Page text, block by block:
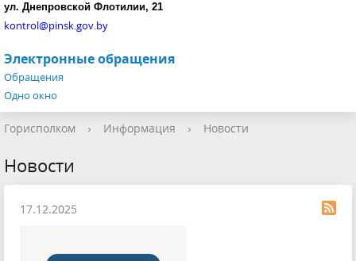
ул. Днепровской Флотилии, 21
kontrol@pinsk.gov.by
Электронные обращения
Обращения
Одно окно
Горисполком › Информация › Новости
Новости
17.12.2025